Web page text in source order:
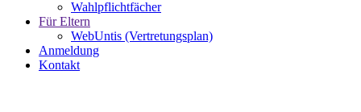
Wahlpflichtfächer
Für Eltern
WebUntis (Vertretungsplan)
Anmeldung
Kontakt